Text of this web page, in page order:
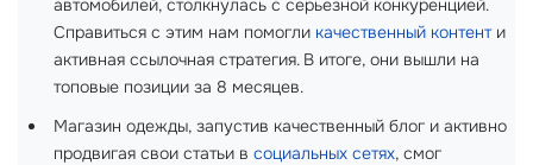
автомобилей, столкнулась с серьезной конкуренцией.
Справиться с этим нам помогли качественный контенти
активная ссылочная стратегия. В итоге, они вышли на
топовые позиции за 8 месяцев.
Магазин одежды, запустив качественный блог и активно
продвигая свои статьи в социальных сетях, смог